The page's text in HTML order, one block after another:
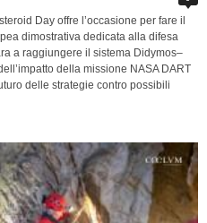
Day offre l’occasione per fare il
dimostrativa dedicata alla difesa
a raggiungere il sistema Didymos–
della missione NASA DART
delle strategie contro possibili